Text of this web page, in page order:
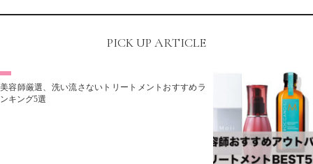
PICK UP ARTICLE
美容師厳選、洗い流さないトリートメントおすすめラ
ンキング5選